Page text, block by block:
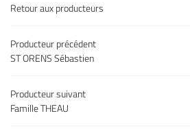
& légumes
fine
Retour aux producteurs
Producteur précédent
ST ORENS Sébastien
Producteur suivant
Famille THEAU